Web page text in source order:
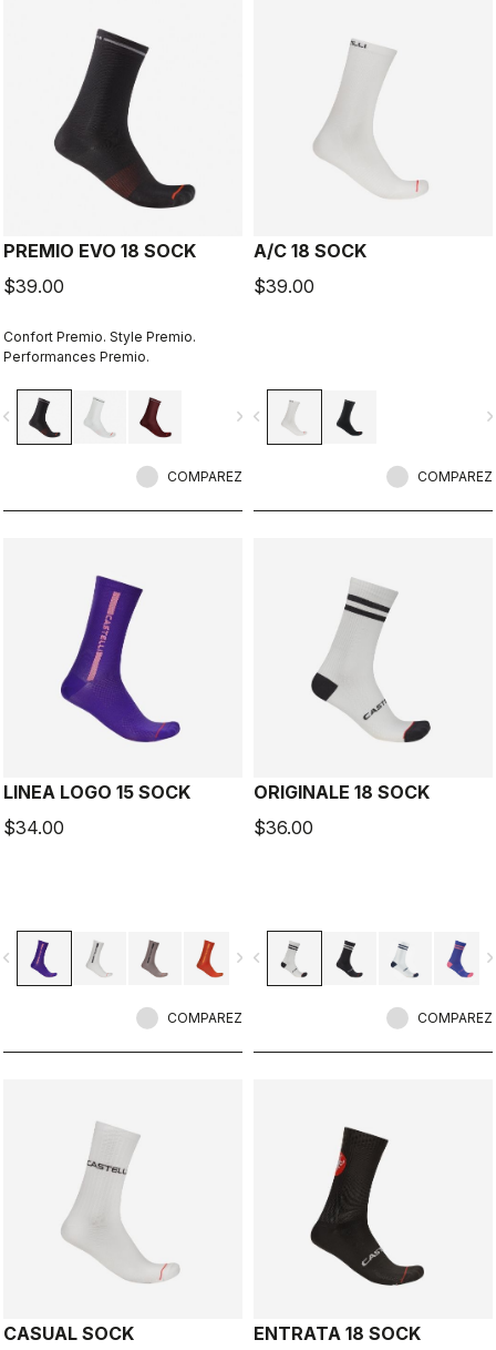
PREMIO EVO 18 SOCK
$39.00
Confort Premio. Style Premio.
Performances Premio.
navigate_next
COMPAREZ
A/C 18 SOCK
$39.00
navigate_before
COMPAREZ
LINEA LOGO 15 SOCK
$34.00
navigate_next
COMPAREZ
ORIGINALE 18 SOCK
$36.00
navigate_before
COMPAREZ
CASUAL SOCK
ENTRATA 18 SOCK